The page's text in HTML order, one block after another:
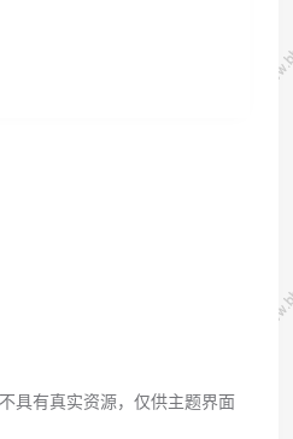
具有真实资源，仅供主题界面